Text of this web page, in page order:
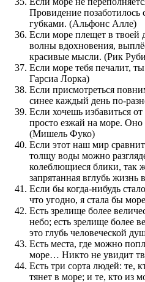
Провидение позаботилось
губками. (Альфонс Алле)
Если море плещет в твоей
волны вдохновения,
красивые мысли. (Рик
Если море тебя печалит,
Гарсиа Лорка)
Если присмотреться
синее каждый день по-
Если хочешь избавиться
просто езжай на море.
(Мишель Фуко)
Если этот наш мир
толщу воды можно
колеблющиеся блики, так
запрятанная вглубь
Если бы когда-нибудь
что угодно, я стала бы
Есть зрелище более
небо; есть зрелище более
это глубь человеческой
Есть места, где можно
море… Никто не увидит
Есть три сорта людей: те,
тянет в море; и те, кто из